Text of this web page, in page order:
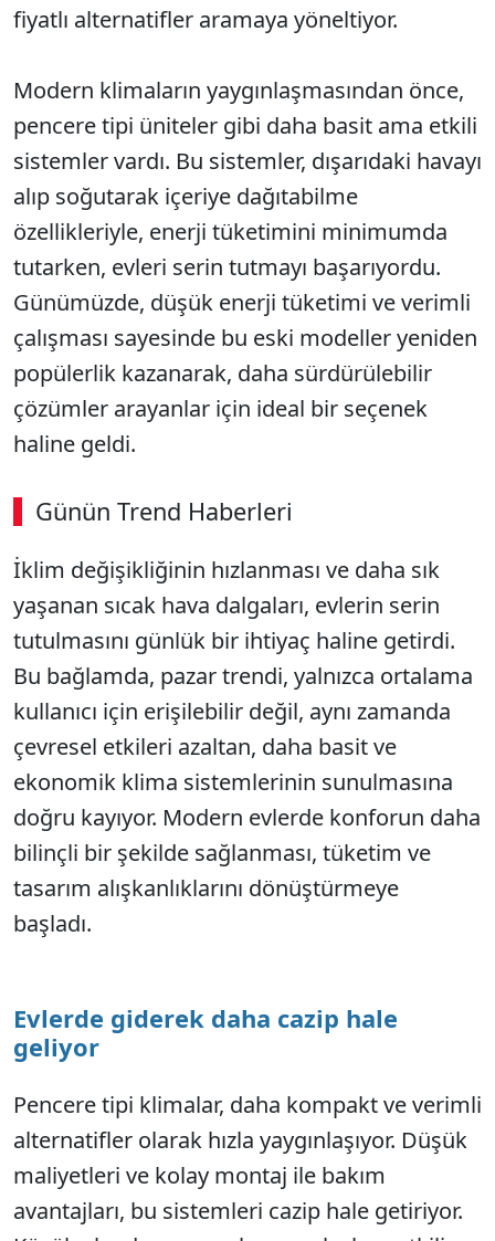
fiyatlı alternatifler aramaya yöneltiyor.
Modern klimaların yaygınlaşmasından önce,
pencere tipi üniteler gibi daha basit ama etkili
sistemler vardı. Bu sistemler, dışarıdaki havayı
alıp soğutarak içeriye dağıtabilme
özellikleriyle, enerji tüketimini minimumda
tutarken, evleri serin tutmayı başarıyordu.
Günümüzde, düşük enerji tüketimi ve verimli
çalışması sayesinde bu eski modeller yeniden
popülerlik kazanarak, daha sürdürülebilir
çözümler arayanlar için ideal bir seçenek
haline geldi.
Günün Trend Haberleri
İklim değişikliğinin hızlanması ve daha sık
yaşanan sıcak hava dalgaları, evlerin serin
tutulmasını günlük bir ihtiyaç haline getirdi.
Bu bağlamda, pazar trendi, yalnızca ortalama
kullanıcı için erişilebilir değil, aynı zamanda
çevresel etkileri azaltan, daha basit ve
ekonomik klima sistemlerinin sunulmasına
doğru kayıyor. Modern evlerde konforun daha
bilinçli bir şekilde sağlanması, tüketim ve
tasarım alışkanlıklarını dönüştürmeye
başladı.
Evlerde giderek daha cazip hale
geliyor
Pencere tipi klimalar, daha kompakt ve verimli
alternatifler olarak hızla yaygınlaşıyor. Düşük
maliyetleri ve kolay montaj ile bakım
avantajları, bu sistemleri cazip hale getiriyor.